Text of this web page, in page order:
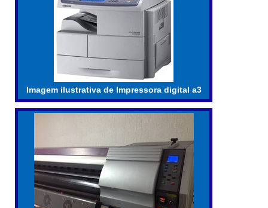
Imagem ilustrativa de Impressora digital a3